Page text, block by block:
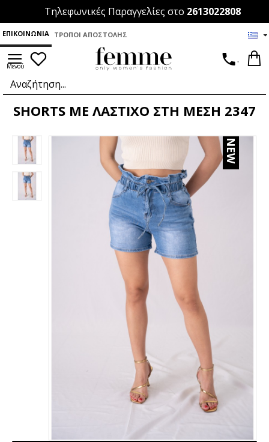
Τηλεφωνικές Παραγγελίες στο 2613022808
ΕΠΙΚΟΙΝΩΝΊΑ ΤΡΌΠΟΙ ΑΠΟΣΤΟΛΉΣ
.
SHORTS ΜΕ ΛΑΣΤΙΧΟ ΣΤΗ ΜΕΣΗ 2347
NEW